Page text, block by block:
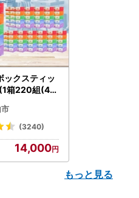
ックスティッ
箱220組(44
可地域：離島
【1256759】
(3240)
14,000
もっと見る